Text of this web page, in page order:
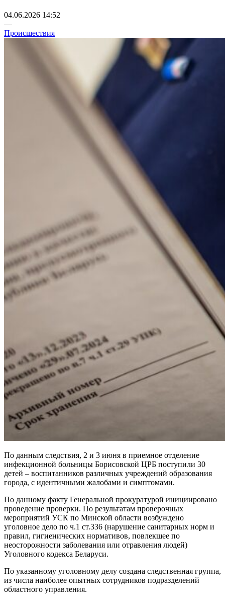
04.06.2026 14:52
—
Происшествия
По данным следствия, 2 и 3 июня в приемное отделение
инфекционной больницы Борисовской ЦРБ поступили 30
детей – воспитанников различных учреждений образования
города, с идентичными жалобами и симптомами.
По данному факту Генеральной прокуратурой инициировано
проведение проверки. По результатам проверочных
мероприятий УСК по Минской области возбуждено
уголовное дело по ч.1 ст.336 (нарушение санитарных норм и
правил, гигиенических нормативов, повлекшее по
неосторожности заболевания или отравления людей)
Уголовного кодекса Беларуси.
По указанному уголовному делу создана следственная группа,
из числа наиболее опытных сотрудников подразделений
областного управления.